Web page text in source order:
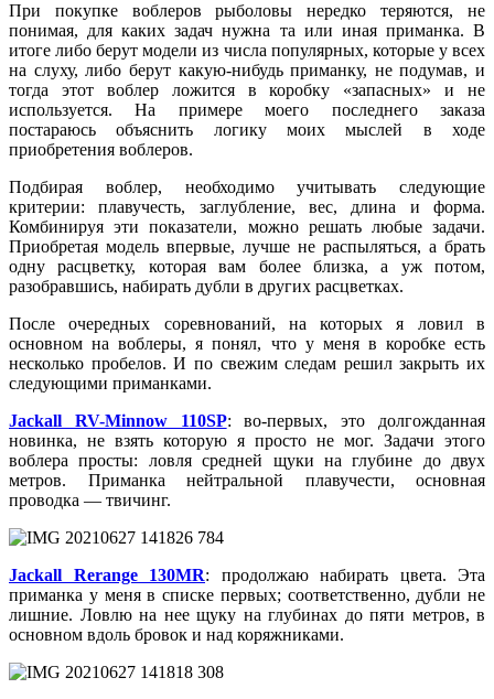
При покупке воблеров рыболовы нередко теряются, не
понимая, для каких задач нужна та или иная приманка. В
итоге либо берут модели из числа популярных, которые у всех
на слуху, либо берут какую-нибудь приманку, не подумав, и
тогда этот воблер ложится в коробку «запасных» и не
используется. На примере моего последнего заказа
постараюсь объяснить логику моих мыслей в ходе
приобретения воблеров.
Подбирая воблер, необходимо учитывать следующие
критерии: плавучесть, заглубление, вес, длина и форма.
Комбинируя эти показатели, можно решать любые задачи.
Приобретая модель впервые, лучше не распыляться, а брать
одну расцветку, которая вам более близка, а уж потом,
разобравшись, набирать дубли в других расцветках.
После очередных соревнований, на которых я ловил в
основном на воблеры, я понял, что у меня в коробке есть
несколько пробелов. И по свежим следам решил закрыть их
следующими приманками.
Jackall RV-Minnow 110SP: во-первых, это долгожданная
новинка, не взять которую я просто не мог. Задачи этого
воблера просты: ловля средней щуки на глубине до двух
метров. Приманка нейтральной плавучести, основная
проводка — твичинг.
Jackall Rerange 130MR: продолжаю набирать цвета. Эта
приманка у меня в списке первых; соответственно, дубли не
лишние. Ловлю на нее щуку на глубинах до пяти метров, в
основном вдоль бровок и над коряжниками.